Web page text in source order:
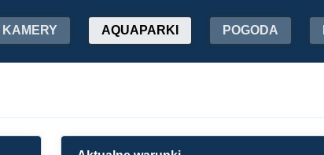
KAMERY AQUAPARKI POGODA